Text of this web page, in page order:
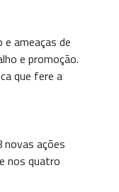
ameaças de
e promoção.
que fere a
novas ações
nos quatro